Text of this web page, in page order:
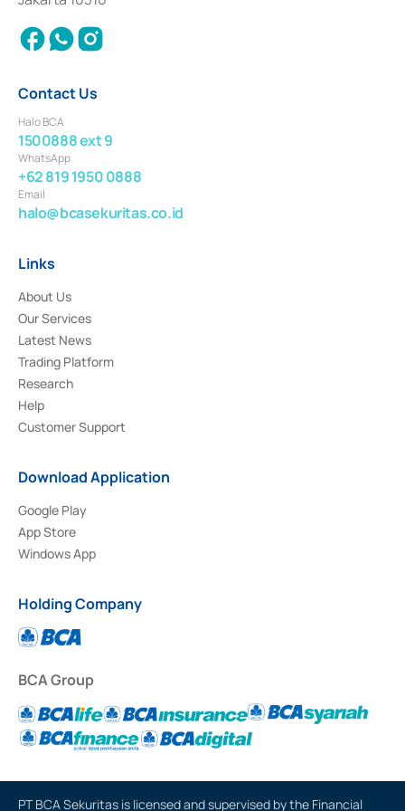
2018.
Contact Us
Halo BCA
1500888 ext 9
WhatsApp
+62 819 1950 0888
Email
halo@bcasekuritas.co.id
Links
About Us
Our Services
Latest News
Trading Platform
Research
Help
Customer Support
Download Application
Google Play
App Store
Windows App
Holding Company
BCA Group
PT BCA Sekuritas is licensed and supervised by the Financial